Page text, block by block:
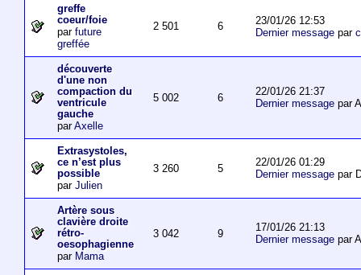
greffe
coeur/foie
par future
greffée
2 501 6
23/01/26 12:53
Dernier messagepar
découverte
d'une non
compaction du
ventricule
gauche
parAxelle
5 002 6
22/01/26 21:37
Dernier messagepar
Extrasystoles,
ce n’est plus
possible
par Julien
3 260 5
22/01/26 01:29
Dernier messagepar
Artère sous
clavière droite
rétro-
oesophagienne
par Mama
3 042 9
17/01/26 21:13
Dernier messagepar